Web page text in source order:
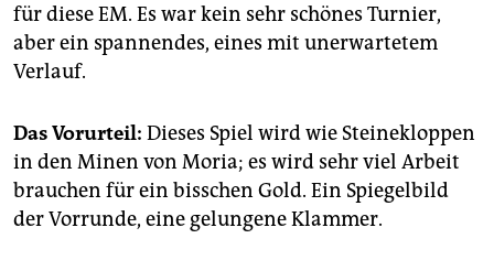
für diese EM. Es war kein sehr schönes Turnier,
aber ein spannendes, eines mit unerwartetem
Verlauf.
Das Vorurteil: Dieses Spiel wird wie Steinekloppen
in den Minen von Moria; es wird sehr viel Arbeit
brauchen für ein bisschen Gold. Ein Spiegelbild
der Vorrunde, eine gelungene Klammer.